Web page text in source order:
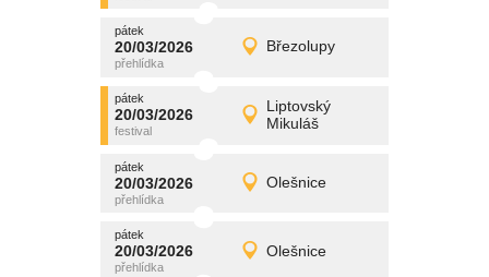
pátek
20/03/2026 Březolupy
pátek
20/03/2026 Detail
promítání
pátek
20/03/2026
Liptovský
Mikuláš
pátek
20/03/2026 Detail
promítání
pátek
20/03/2026 Olešnice
pátek
20/03/2026 Detail
promítání
pátek
20/03/2026 Olešnice
pátek
20/03/2026 Detail
promítání